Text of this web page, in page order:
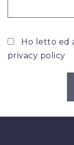
Ho letto ed
privacy policy